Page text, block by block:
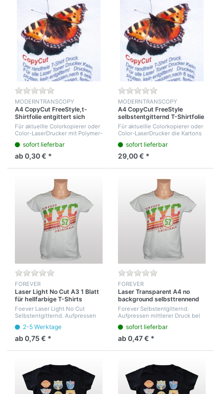
MODERNTRANSCOPY
A4 CopyCut FreeStyle,t-
Shirtfolie entgittert sich
selbst, ohne
Konturschneiden, 1 Blatt Free
Für aktuellle Colorkopierer oder
Color-LaserDrucker mit Polymer-
oder Silikonöltoner die Kartons
250g/m² bedrucken können.
Aus der Lliste ist ersichtlich
wie...
sofort lieferbar
ab 0,30 € *
MODERNTRANSCOPY
A4 CopyCut FreeStyle
selbstentgitternd T-Shirtfolie
Startpaket 25 Bl. mit
ausführlicher
Für aktuellle Colorkopierer oder
Color-LaserDrucker die Kartons
250g/m² bedrucken können.
Aus der Liste ist ersichtlich wie
Ihr Gerättyp reagiert.Transfer a...
sofort lieferbar
29,00 € *
FOREVER
Laser Light No Cut A3 1 Blatt
für hellfarbige T-Shirts
selbstentgitternd
Foever Laser Light No Cut
Selbstentgitternd. Aufpressen
nach 5 sec abziehen.
Nachpressen maximaler Druck
30sek. Gute Feinwas...
2-5 Werktage
ab 0,75 € *
FOREVER
Laser Transparent A4 no
background selbsttrennend
für hellfarbige T-Shirts
Forever Selbstentgitternd.
Aufpressen mittlerer Druck bei
180°C 20 sec nach 5 sec
abziehen. Nachpressen
maximaler Druck 30sek. Gute
Feinwaschfestigkeit bei...
sofort lieferbar
ab 0,47 € *